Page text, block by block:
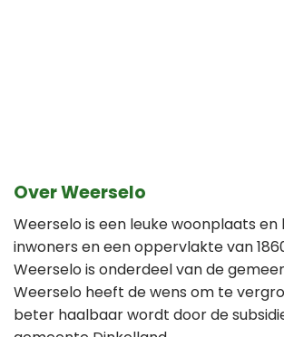
Over Weerselo
Weerselo is een leuke woonplaats en
inwoners en een oppervlakte van
Weerselo is onderdeel van de
Weerselo heeft de wens om te
beter haalbaar wordt door de